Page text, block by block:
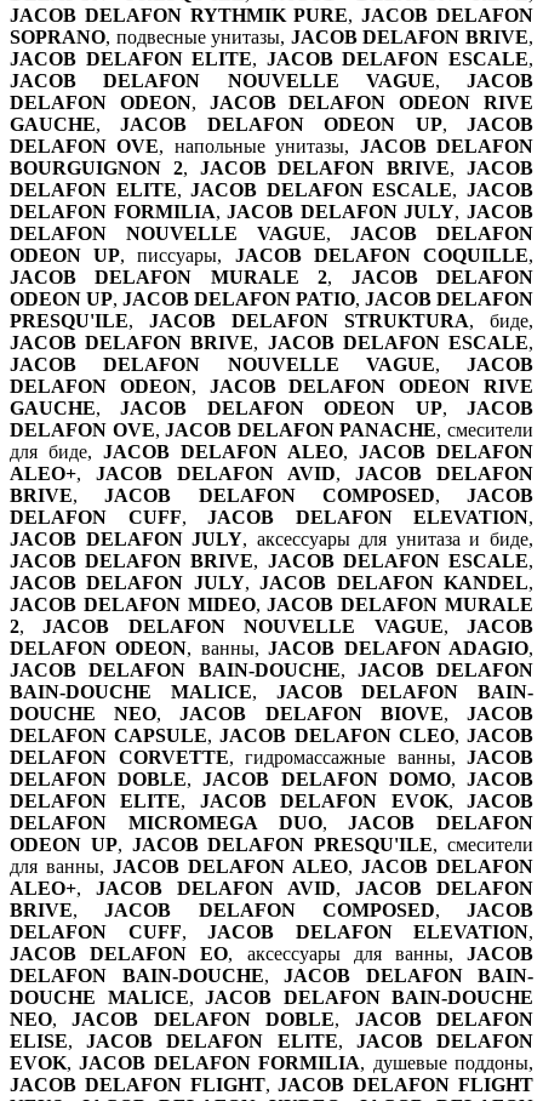
JACOB DELAFON RYTHMIK PURE,JACOB DELAFON
SOPRANO, подвесные унитазы, JACOB DELAFON BRIVE,
JACOB DELAFON ELITE, JACOB DELAFON ESCALE,
JACOB DELAFON NOUVELLE VAGUE, JACOB
DELAFON ODEON, JACOB DELAFON ODEON RIVE
GAUCHE,JACOB DELAFON ODEON UP,JACOB
DELAFON OVE, напольные унитазы, JACOB DELAFON
BOURGUIGNON 2, JACOB DELAFON BRIVE,JACOB
DELAFON ELITE,JACOB DELAFON ESCALE,JACOB
DELAFON FORMILIA,JACOB DELAFON JULY,JACOB
DELAFON NOUVELLE VAGUE, JACOB DELAFON
ODEON UP, писсуары, JACOB DELAFON COQUILLE,
JACOB DELAFON MURALE 2, JACOB DELAFON
ODEON UP, JACOB DELAFON PATIO, JACOB DELAFON
PRESQU'ILE, JACOB DELAFON STRUKTURA, биде,
JACOB DELAFON BRIVE, JACOB DELAFON ESCALE,
JACOB DELAFON NOUVELLE VAGUE, JACOB
DELAFON ODEON, JACOB DELAFON ODEON RIVE
GAUCHE,JACOB DELAFON ODEON UP,JACOB
DELAFON OVE,JACOB DELAFON PANACHE, смесители
для биде, JACOB DELAFON ALEO, JACOB DELAFON
ALEO+, JACOB DELAFON AVID, JACOB DELAFON
BRIVE,JACOB DELAFON COMPOSED, JACOB
DELAFON CUFF, JACOB DELAFON ELEVATION,
JACOB DELAFON JULY, аксессуары для унитаза и биде,
JACOB DELAFON BRIVE, JACOB DELAFON ESCALE,
JACOB DELAFON JULY,JACOB DELAFON KANDEL,
JACOB DELAFON MIDEO,JACOB DELAFON MURALE
2,JACOB DELAFON NOUVELLE VAGUE,JACOB
DELAFON ODEON, ванны,JACOB DELAFON ADAGIO,
JACOB DELAFON BAIN-DOUCHE, JACOB DELAFON
BAIN-DOUCHE MALICE, JACOB DELAFON BAIN-
DOUCHE NEO,JACOB DELAFON BIOVE,JACOB
DELAFON CAPSULE,JACOB DELAFON CLEO,JACOB
DELAFON CORVETTE, гидромассажные ванны, JACOB
DELAFON DOBLE,JACOB DELAFON DOMO,JACOB
DELAFON ELITE, JACOB DELAFON EVOK,JACOB
DELAFON MICROMEGA DUO,JACOB DELAFON
ODEON UP, JACOB DELAFON PRESQU'ILE, смесители
для ванны, JACOB DELAFON ALEO, JACOB DELAFON
ALEO+, JACOB DELAFON AVID, JACOB DELAFON
BRIVE,JACOB DELAFON COMPOSED, JACOB
DELAFON CUFF, JACOB DELAFON ELEVATION,
JACOB DELAFON EO, аксессуары для ванны,JACOB
DELAFON BAIN-DOUCHE, JACOB DELAFON BAIN-
DOUCHE MALICE, JACOB DELAFON BAIN-DOUCHE
NEO,JACOB DELAFON DOBLE, JACOB DELAFON
ELISE,JACOB DELAFON ELITE, JACOB DELAFON
EVOK,JACOB DELAFON FORMILIA, душевые поддоны,
JACOB DELAFON FLIGHT,JACOB DELAFON FLIGHT